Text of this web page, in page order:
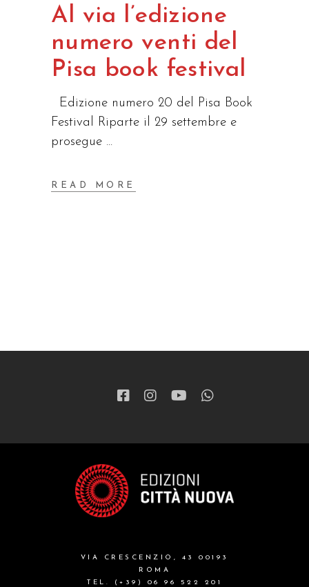
Al via l’edizione
numero venti del
Pisa book festival
Edizione numero 20 del Pisa Book
Festival Riparte il 29 settembre e
prosegue
READ MORE
VIA CRESCENZIO, 43 00193
ROMA
TEL. (+39) 06 96 522 201